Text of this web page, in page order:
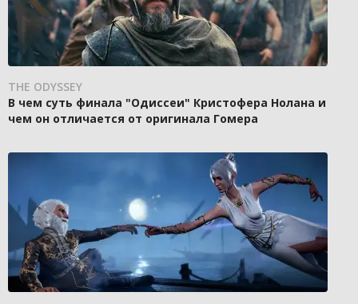
THE ODYSSEY
В чем суть финала "Одиссеи" Кристофера Нолана и
чем он отличается от оригинала Гомера